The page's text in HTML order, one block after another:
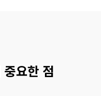
요한 점